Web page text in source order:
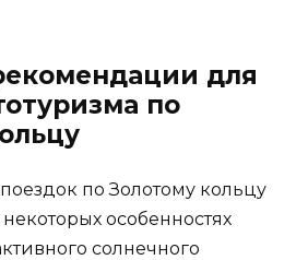
для
по
по Золотому кольцу
особенностях
солнечного